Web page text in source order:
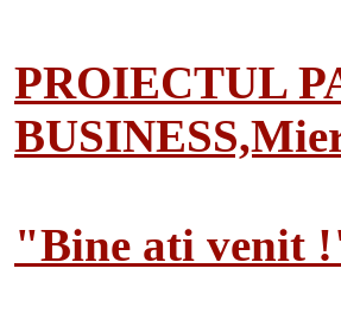
PROIECTUL
"Bine ati venit